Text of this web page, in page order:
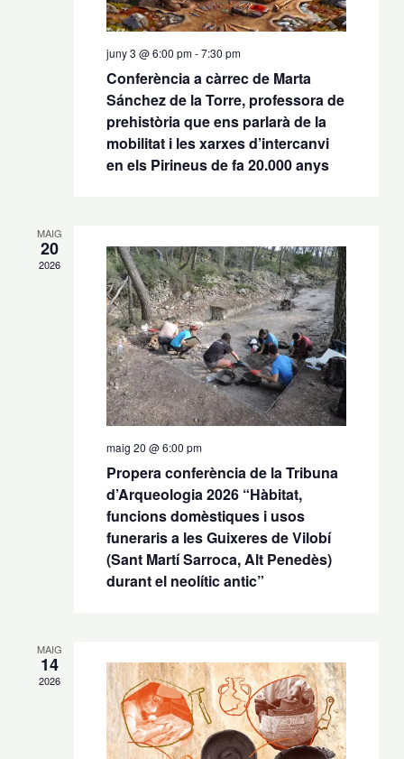
juny 3 @ 6:00 pm-7:30 pm
Conferència a càrrec de Marta
Sánchez de la Torre, professora de
prehistòria que ens parlarà de la
mobilitat i les xarxes d’intercanvi
en els Pirineus de fa 20.000 anys
MAIG
20
2026
maig 20 @ 6:00 pm
Propera conferència de la Tribuna
d’Arqueologia 2026 “Hàbitat,
funcions domèstiques i usos
funeraris a les Guixeres de Vilobí
(Sant Martí Sarroca, Alt Penedès)
durant el neolític antic”
MAIG
14
2026